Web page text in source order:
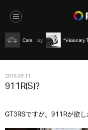
Cars *Visionary
2016.09.11
911R(S)?
GT3RSですが、911Rが欲